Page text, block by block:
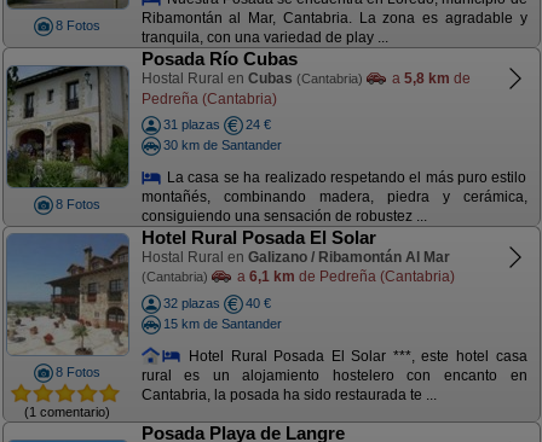
8 Fotos
Ribamontán al Mar, Cantabria. La zona es agradable y
tranquila, con una variedad de play ...
8 Fotos
Posada Río Cubas
Hostal Rural en Cubas (Cantabria) a 5,8 km de
Pedreña (Cantabria)
31 plazas
24 €
30 km de Santander
La casa se ha realizado respetando el más puro estilo
montañés, combinando madera, piedra y cerámica,
consiguiendo una sensación de robustez ...
8 Fotos
(1 comentario)
Hotel Rural Posada El Solar
Hostal Rural en Galizano / Ribamontán Al Mar
(Cantabria) a 6,1 km de Pedreña (Cantabria)
32 plazas
40 €
15 km de Santander
Hotel Rural Posada El Solar ***, este hotel casa
rural es un alojamiento hostelero con encanto en
Cantabria, la posada ha sido restaurada te ...
Posada Playa de Langre